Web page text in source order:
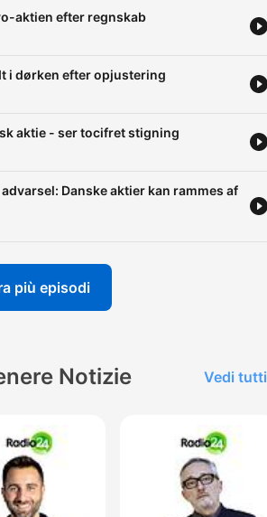
aktien efter regnskab
i dørken efter opjustering
aktie - ser tocifret stigning
Danske aktier kan rammes af
più episodi
Notizie Vedi tutti